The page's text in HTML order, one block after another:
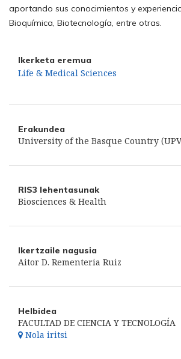
aportando sus conocimientos y
Bioquímica, Biotecnología, entre otras.
Ikerketa eremua
Life & Medical Sciences
Erakundea
University of the Basque Country
RIS3 lehentasunak
Biosciences & Health
Ikertzaile nagusia
Aitor D. Rementeria Ruiz
Helbidea
FACULTAD DE CIENCIA Y TECNOLOGÍA
Nola iritsi